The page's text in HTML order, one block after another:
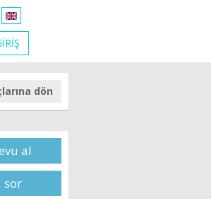
dön
al
sor